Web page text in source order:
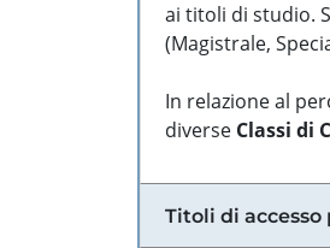
ai titoli di studio.
(Magistrale,
In relazione al
diverse Classi di
Titoli di accesso